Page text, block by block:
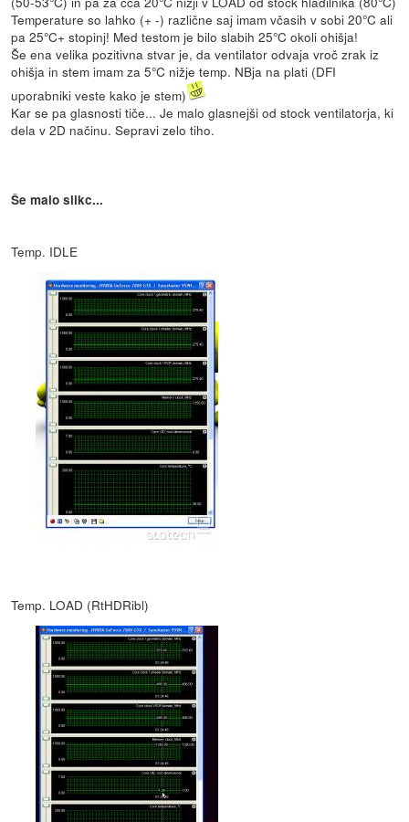
Temperature so lahko (+ -) različne saj imam včasih v sobi 20°C ali
pa 25°C+ stopinj! Med testom je bilo slabih 25°C okoli ohišja!
Še ena velika pozitivna stvar je, da ventilator odvaja vroč zrak iz
ohišja in stem imam za 5°C nižje temp. NBja na plati (DFI
uporabniki veste kako je stem)
Kar se pa glasnosti tiče... Je malo glasnejši od stock ventilatorja, ki
dela v 2D načinu. Sepravi zelo tiho.
Še malo slikc...
Temp. IDLE
Temp. LOAD (RtHDRibl)